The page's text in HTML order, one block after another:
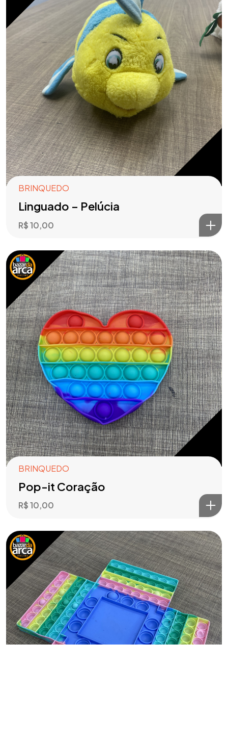
BRINQUEDO
Linguado – Pelúcia
R$10,00
BRINQUEDO
Pop-it Coração
R$10,00